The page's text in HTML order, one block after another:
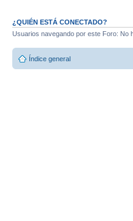
¿QUIÉN ESTÁ CONECTADO?
Usuarios navegando por este Foro: No
Índice general